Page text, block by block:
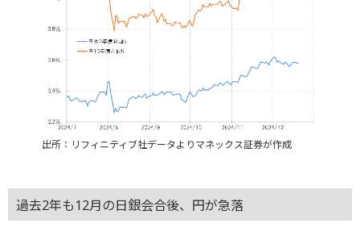
出所：リフィニティブ社データよりマネックス証券が作成
過去2年も12月の日銀会合後、円が急落